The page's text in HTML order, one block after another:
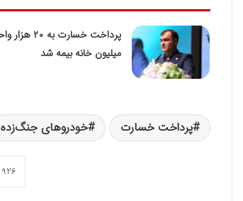
میلیون خانه بیمه شد
پرداخت خسارت خودروهای جنگ‌زده